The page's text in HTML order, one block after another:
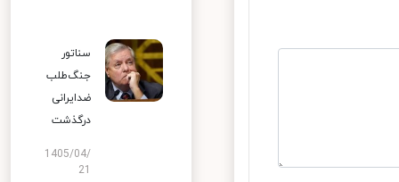
سناتور
جنگ‌طلب
ضدایرانی
درگذشت
1405/04/